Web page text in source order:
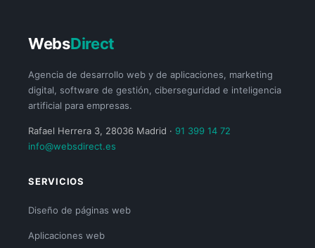
WebsDirect
Agencia de desarrollo web y de aplicaciones, marketing
digital, software de gestión, ciberseguridad e inteligencia
artificial para empresas.
Rafael Herrera 3, 28036 Madrid · 91 399 14 72
info@websdirect.es
SERVICIOS
Diseño de páginas web
Aplicaciones web